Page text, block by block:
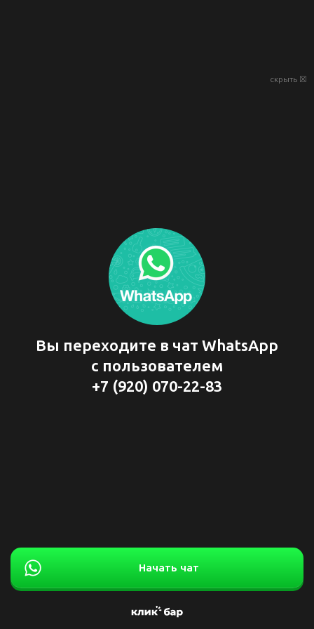
скрыть ☒
Вы переходите в чат WhatsApp
с пользователем
+7 (920) 070-22-83
Начать чат